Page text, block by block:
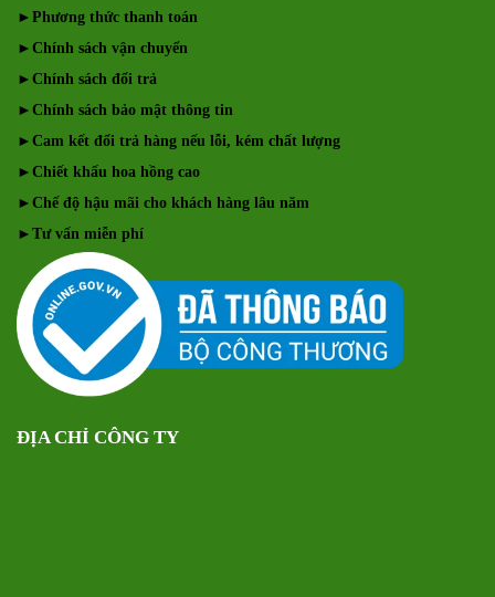
► Phương thức thanh toán
► Chính sách vận chuyển
► Chính sách đổi trả
► Chính sách bảo mật thông tin
► Cam kết đổi trả hàng nếu lỗi, kém chất lượng
► Chiết khấu hoa hồng cao
► Chế độ hậu mãi cho khách hàng lâu năm
► Tư vấn miễn phí
ĐỊA CHỈ CÔNG TY